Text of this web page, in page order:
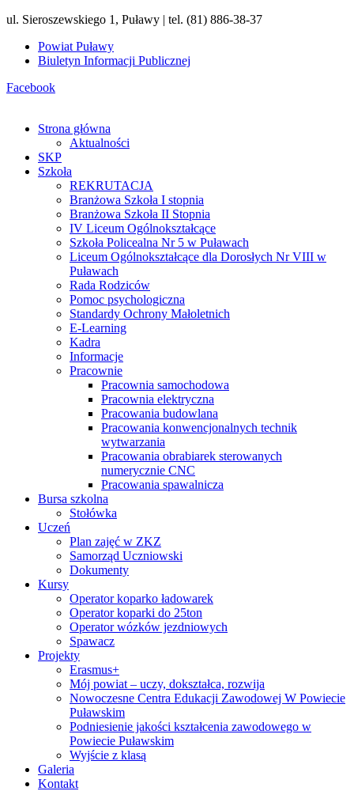
ul. Sieroszewskiego 1, Puławy | tel. (81) 886-38-37
Powiat Puławy
Biuletyn Informacji Publicznej
Facebook
Strona główna
Aktualności
SKP
Szkoła
REKRUTACJA
Branżowa Szkoła I stopnia
Branżowa Szkoła II Stopnia
IV Liceum Ogólnokształcące
Szkoła Policealna Nr 5 w Puławach
Liceum Ogólnokształcące dla Dorosłych Nr VIII w
Puławach
Rada Rodziców
Pomoc psychologiczna
Standardy Ochrony Małoletnich
E-Learning
Kadra
Informacje
Pracownie
Pracownia samochodowa
Pracownia elektryczna
Pracowania budowlana
Pracowania konwencjonalnych technik
wytwarzania
Pracowania obrabiarek sterowanych
numerycznie CNC
Pracowania spawalnicza
Bursa szkolna
Stołówka
Uczeń
Plan zajęć w ZKZ
Samorząd Uczniowski
Dokumenty
Kursy
Operator koparko ładowarek
Operator koparki do 25ton
Operator wózków jezdniowych
Spawacz
Projekty
Erasmus+
Mój powiat – uczy, dokształca, rozwija
Nowoczesne Centra Edukacji Zawodowej W Powiecie
Puławskim
Podniesienie jakości kształcenia zawodowego w
Powiecie Puławskim
Wyjście z klasą
Galeria
Kontakt